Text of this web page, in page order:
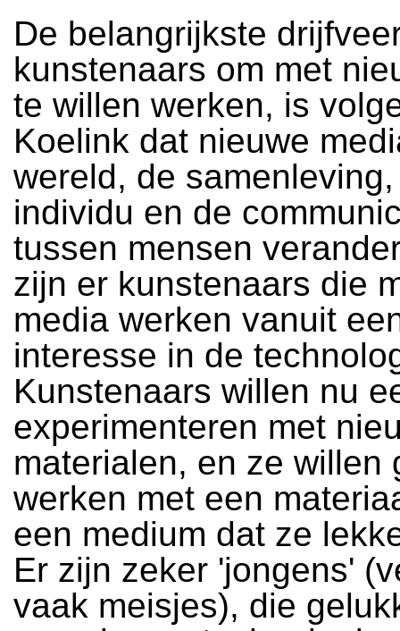
De belangrijkste
kunstenaars om met
te willen werken, is
Koelink dat nieuwe
wereld, de
individu en de
tussen mensen
zijn er kunstenaars die
media werken vanuit
interesse in de
Kunstenaars willen nu
experimenteren met
materialen, en ze willen
werken met een
een medium dat ze
Er zijn zeker 'jongens'
vaak meisjes), die